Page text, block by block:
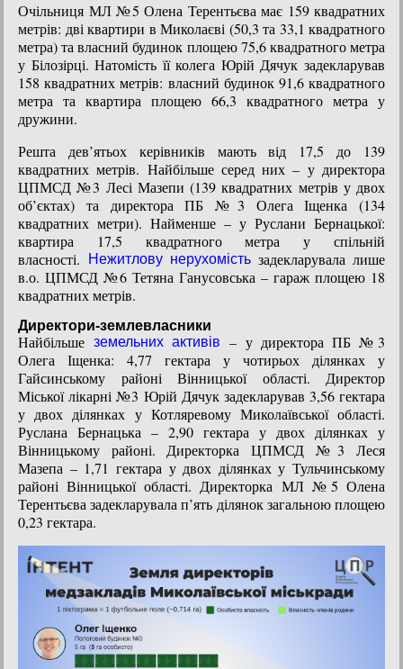
Очільниця МЛ №5 Олена Терентьєва має 159 квадратних
метрів: дві квартири в Миколаєві (50,3 та 33,1 квадратного
метра) та власний будинок площею 75,6 квадратного метра
у Білозірці. Натомість її колега Юрій Дячук задекларував
158 квадратних метрів: власний будинок 91,6 квадратного
метра та квартира площею 66,3 квадратного метра у
дружини.
Решта дев’ятьох керівників мають від 17,5 до 139
квадратних метрів. Найбільше серед них – у директора
ЦПМСД №3 Лесі Мазепи (139 квадратних метрів у двох
об’єктах) та директора ПБ №3 Олега Іщенка (134
квадратних метри). Найменше – у Руслани Бернацької:
квартира 17,5 квадратного метра у спільній
власності.
Нежитлову нерухомістьзадекларувала лише
в.о. ЦПМСД №6 Тетяна Ганусовська – гараж площею 18
квадратних метрів.
Директори-землевласники
Найбільшеземельних активів
– у директора ПБ №3
Олега Іщенка: 4,77 гектара у чотирьох ділянках у
Гайсинському районі Вінницької області. Директор
Міської лікарні №3 Юрій Дячук задекларував 3,56 гектара
у двох ділянках у Котляревому Миколаївської області.
Руслана Бернацька – 2,90 гектара у двох ділянках у
Вінницькому районі. Директорка ЦПМСД №3 Леся
Мазепа – 1,71 гектара у двох ділянках у Тульчинському
районі Вінницької області. Директорка МЛ №5 Олена
Терентьєва задекларувала п’ять ділянок загальною площею
0,23 гектара.